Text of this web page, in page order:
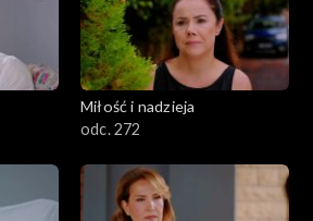
Miłość i nadzieja
odc. 272